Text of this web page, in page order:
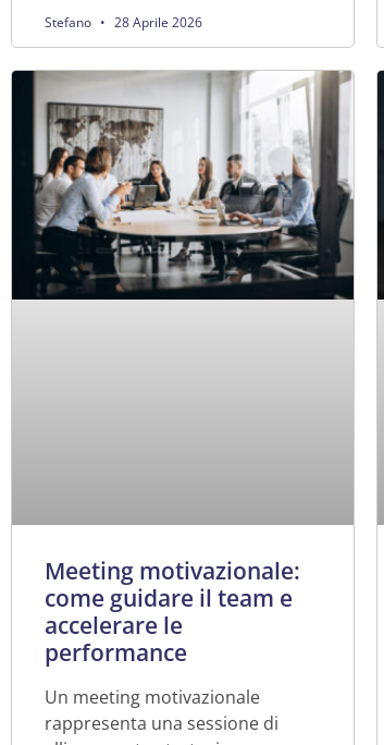
Stefano 28 Aprile 2026
Meeting motivazionale:
come guidare il team e
accelerare le
performance
Un meeting motivazionale
rappresenta una sessione di